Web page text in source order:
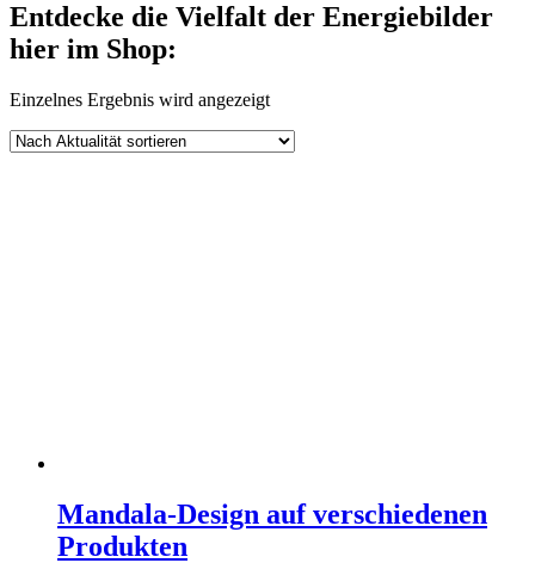
Entdecke die Vielfalt der Energiebilder
hier im Shop:
Einzelnes Ergebnis wird angezeigt
Mandala-Design auf verschiedenen
Produkten